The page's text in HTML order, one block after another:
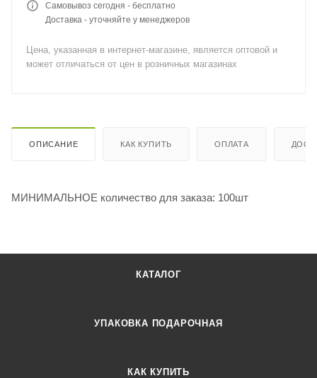
Самовывоз сегодня - бесплатно
Доставка - уточняйте у менеджеров
Цена, указанная в интернет-магазине, является оптовой и
может отличаться от цен в розничных магазинах
ОПИСАНИЕ КАК КУПИТЬ ОПЛАТА
МИНИМАЛЬНОЕ количество для заказа: 100шт
КАТАЛОГ
УПАКОВКА ПОДАРОЧНАЯ
КАК КУПИТЬ